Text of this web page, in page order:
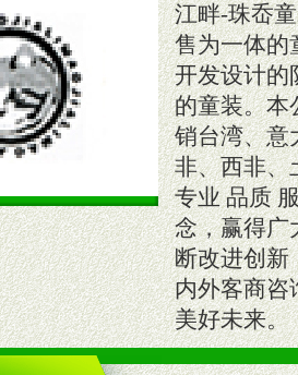
江畔-珠岙
售为一体的
开发设计的
的童装。本
销台湾、意
非、西非、
专业 品质
念，赢得广
断改进创新
内外客商咨
美好未来。